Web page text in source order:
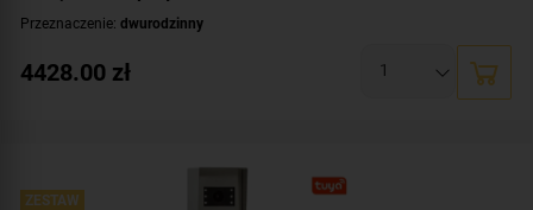
Przeznaczenie: dwurodzinny
Zawartość zestawu:
wideomonitor - 2 szt. dystrybutor,
4428.00 zł
ZESTAW